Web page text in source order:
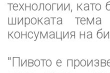
технологии, като
широката тема
консумация на
"Пивото е